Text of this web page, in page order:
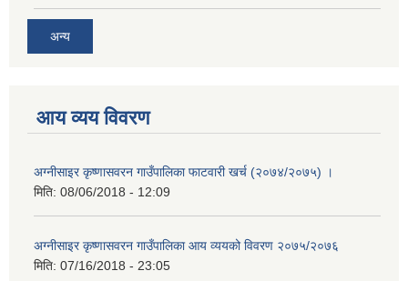
अन्य
आय व्यय विवरण
अग्नीसाइर कृष्णासवरन गाउँपालिका फाटवारी खर्च (२०७४/२०७५) ।
मिति: 08/06/2018 - 12:09
अग्नीसाइर कृष्णासवरन गाउँपालिका आय व्ययको विवरण २०७५/२०७६
मिति: 07/16/2018 - 23:05